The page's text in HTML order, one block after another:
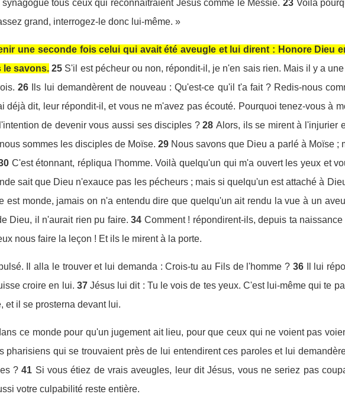
tous ceux qui reconnaîtraient Jésus comme le Messie. 23 Voilà
grand, interrogez-le donc lui-même. »
une seconde fois celui qui avait été aveugle et lui dirent : Honore Dieu
le savons. 25 S'il est pécheur ou non, répondit-il, je n'en sais rien. Mais il y a
26
Ils lui demandèrent de nouveau : Qu'est-ce qu'il t'a fait ? Redis-nous
déjà dit, leur répondit-il, et vous ne m'avez pas écouté. Pourquoi tenez-vous à
de devenir vous aussi ses disciples ? 28 Alors, ils se mirent à l'injurier
sommes les disciples de Moïse. 29 Nous savons que Dieu a parlé à Moïse ;
C'est étonnant, répliqua l'homme. Voilà quelqu'un qui m'a ouvert les yeux et
sait que Dieu n'exauce pas les pécheurs ; mais si quelqu'un est attaché à
est monde, jamais on n'a entendu dire que quelqu'un ait rendu la vue à un
Dieu, il n'aurait rien pu faire. 34 Comment ! répondirent-ils, depuis ta
nous faire la leçon ! Et ils le mirent à la porte.
Il alla le trouver et lui demanda : Crois-tu au Fils de l'homme ? 36
Il lui
croire en lui. 37 Jésus lui dit : Tu le vois de tes yeux. C'est lui-même qui te
et il se prosterna devant lui.
ce monde pour qu'un jugement ait lieu, pour que ceux qui ne voient pas
pharisiens qui se trouvaient près de lui entendirent ces paroles et lui
? 41 Si vous étiez de vrais aveugles, leur dit Jésus, vous ne seriez pas
votre culpabilité reste entière.